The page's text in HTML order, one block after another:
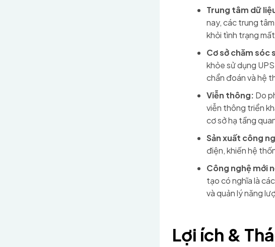
Trung tâm dữ
nay, các trung
khỏi tình trạng
Cơ sở chăm sóc
khỏe sử dụng
chẩn đoán và hệ
Viễn thông: Do
viễn thông triển
cơ sở hạ tầng
Sản xuất công
điện, khiến hệ
Công nghệ mới
tạo có nghĩa là
và quản lý năng
Lợi ích &